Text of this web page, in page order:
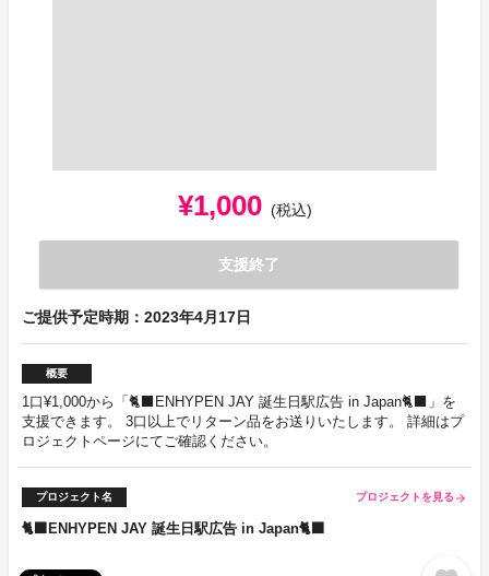
¥1,000 (税込)
支援終了
ご提供予定時期：2023年4月17日
概要
1口¥1,000から「🐈‍⬛ENHYPEN JAY 誕生日駅広告 in Japan🐈‍⬛」を
支援できます。 3口以上でリターン品をお送りいたします。 詳細はプ
ロジェクトページにてご確認ください。
プロジェクト名 プロジェクトを見る arrow_forward
🐈‍⬛ENHYPEN JAY 誕生日駅広告 in Japan🐈‍⬛